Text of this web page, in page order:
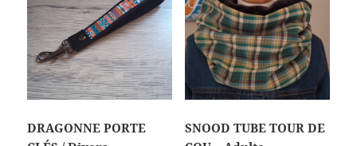
DRAGONNE PORTE
SNOOD TUBE TOUR DE